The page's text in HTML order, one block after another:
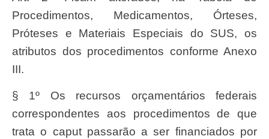
Procedimentos, Medicamentos, Órteses,
Próteses e Materiais Especiais do SUS, os
atributos dos procedimentos conforme Anexo
III.
§ 1º Os recursos orçamentários federais
correspondentes aos procedimentos de que
trata o caput passarão a ser financiados por